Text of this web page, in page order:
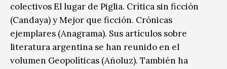
colectivos El lugar de Piglia. Crítica sin ficción
(Candaya) y Mejor que ficción. Crónicas
ejemplares (Anagrama). Sus artículos sobre
literatura argentina se han reunido en el
volumen Geopolíticas (Añoluz). También ha